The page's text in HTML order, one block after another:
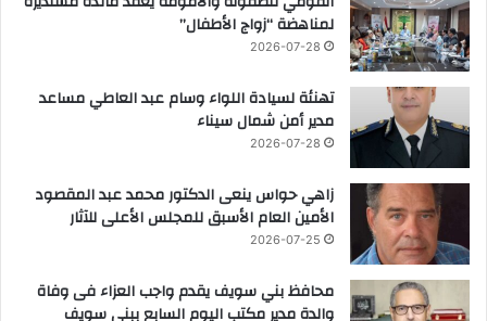
لمناهضة “زواج الأطفال”
2026-07-28
تهنئة لسيادة اللواء وسام عبد العاطي مساعد
مدير أمن شمال سيناء
2026-07-28
زاهي حواس ينعى الدكتور محمد عبد المقصود
الأمين العام الأسبق للمجلس الأعلى للآثار
2026-07-25
محافظ بني سويف يقدم واجب العزاء فى وفاة
والدة مدير مكتب اليوم السابع ببني سويف